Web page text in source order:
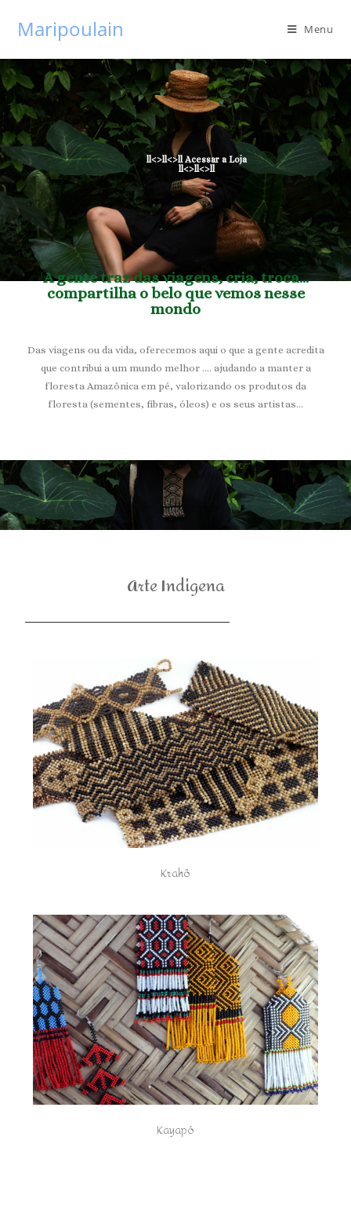
Maripoulain Menu
ll<>ll<>ll Acessar a Loja
ll<>ll<>ll
A gente traz das viagens, cria, troca...
compartilha o belo que vemos nesse
mondo
Das viagens ou da vida, oferecemos aqui o que a gente acredita
que contribui a um mundo melhor …. ajudando a manter a
floresta Amazônica em pé, valorizando os produtos da
floresta (sementes, fibras, óleos) e os seus artistas…
Arte Indigena
Krahô
Kayapó